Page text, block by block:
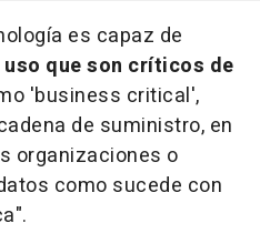
es capaz de
que son críticos de
'business critical',
de suministro, en
organizaciones o
como sucede con